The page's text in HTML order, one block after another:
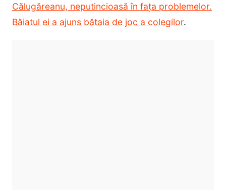
Călugăreanu, neputincioasă în fața problemelor.
Băiatul ei a ajuns bătaia de joc a colegilor.